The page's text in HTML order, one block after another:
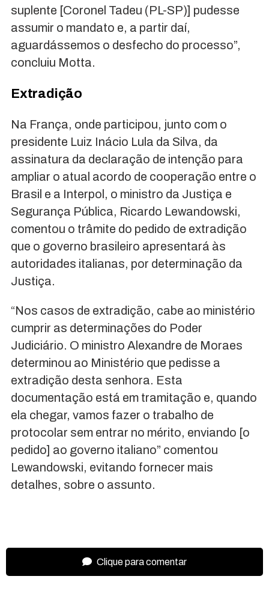
suplente [Coronel Tadeu (PL-SP)] pudesse
assumir o mandato e, a partir daí,
aguardássemos o desfecho do processo”,
concluiu Motta.
Extradição
Na França, onde participou, junto com o
presidente Luiz Inácio Lula da Silva, da
assinatura da declaração de intenção para
ampliar o atual acordo de cooperação entre o
Brasil e a Interpol, o ministro da Justiça e
Segurança Pública, Ricardo Lewandowski,
comentou o trâmite do pedido de extradição
que o governo brasileiro apresentará às
autoridades italianas, por determinação da
Justiça.
“Nos casos de extradição, cabe ao ministério
cumprir as determinações do Poder
Judiciário. O ministro Alexandre de Moraes
determinou ao Ministério que pedisse a
extradição desta senhora. Esta
documentação está em tramitação e, quando
ela chegar, vamos fazer o trabalho de
protocolar sem entrar no mérito, enviando [o
pedido] ao governo italiano” comentou
Lewandowski, evitando fornecer mais
detalhes, sobre o assunto.
Clique para comentar